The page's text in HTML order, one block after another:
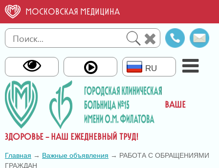
МОСКОВСКАЯ МЕДИЦИНА
RU
ВАШЕ
ЗДОРОВЬЕ – НАШ ЕЖЕДНЕВНЫЙ ТРУД!
Главная → Важные объявления → РАБОТА С ОБРАЩЕНИЯМИ
ГРАЖДАН